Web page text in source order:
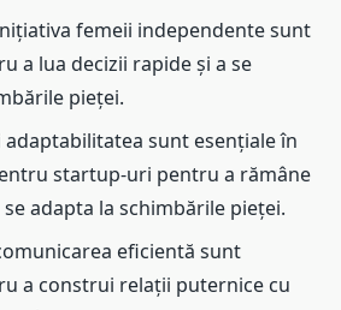
femeii independente sunt
a lua decizii rapide și a se
pieței.
adaptabilitatea sunt esențiale în
startup-uri pentru a rămâne
adapta la schimbările pieței.
eficientă sunt
a construi relații puternice cu